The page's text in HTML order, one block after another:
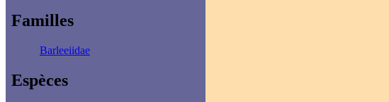
Familles
Barleeiidae
Espèces